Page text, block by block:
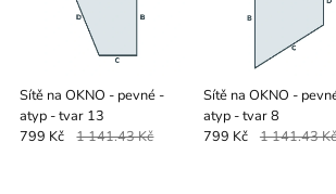
Sítě na OKNO - pevné -
atyp - tvar 13
799 Kč 1 141.43 Kč
Sítě na OKNO -
atyp - tvar 8
799 Kč 1 141.43 Kč